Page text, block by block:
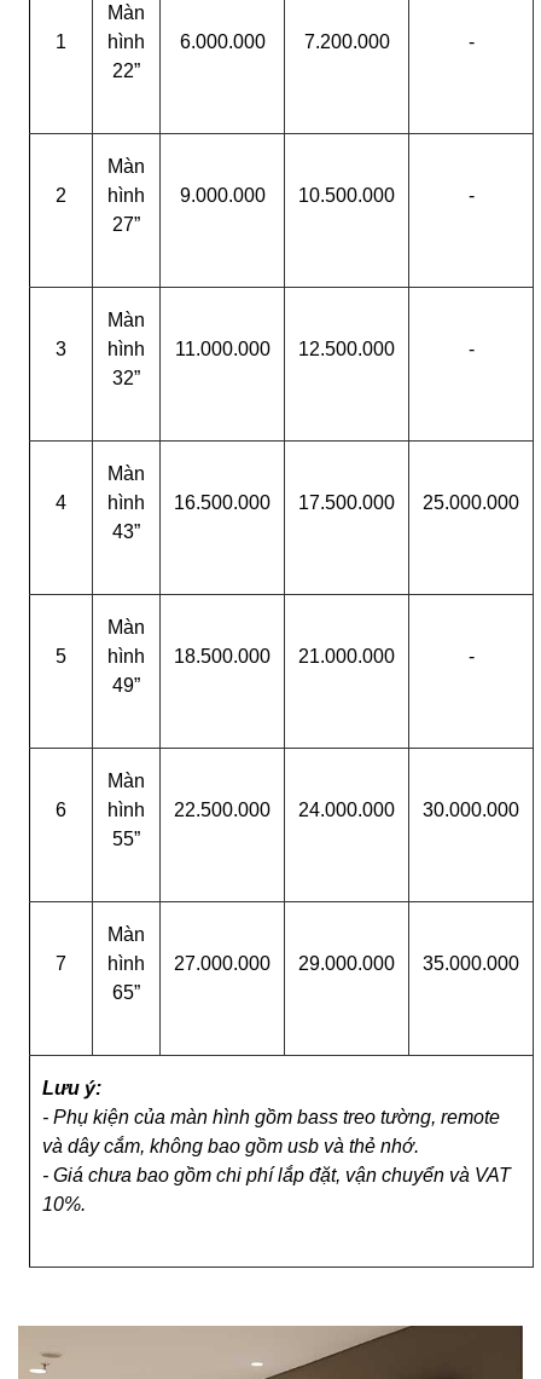
1
Màn
hình
22”
6.000.000 7.200.000 -
2
Màn
hình
27”
9.000.000 10.500.000 -
3
Màn
hình
32”
11.000.000 12.500.000 -
4
Màn
hình
43”
16.500.000 17.500.000 25.000.000
5
Màn
hình
49”
18.500.000 21.000.000 -
6
Màn
hình
55”
22.500.000 24.000.000 30.000.000
7
Màn
hình
65”
27.000.000 29.000.000 35.000.000
Lưu ý:
- Phụ kiện của màn hình gồm bass treo tường, remote
và dây cắm, không bao gồm usb và thẻ nhớ.
- Giá chưa bao gồm chi phí lắp đặt, vận chuyển và VAT
10%.